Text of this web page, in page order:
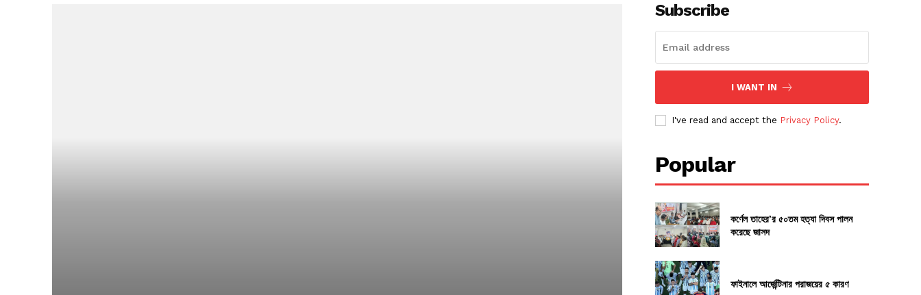
Subscribe
I WANT IN
I've read and accept the Privacy Policy.
Popular
কর্ণেল তাহের’র ৫০তম হত্যা দিবস পালন
করেছে জাসদ
ফাইনালে আর্জেন্টিনার পরাজয়ের ৫ কারণ